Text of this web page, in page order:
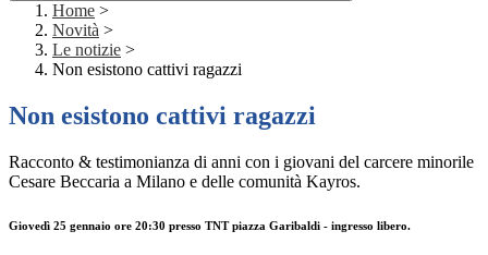
Home >
Novità >
Le notizie >
Non esistono cattivi ragazzi
Non esistono cattivi ragazzi
Racconto & testimonianza di anni con i giovani del carcere minorile
Cesare Beccaria a Milano e delle comunità Kayros.
Giovedì 25 gennaio ore 20:30 presso TNT piazza Garibaldi - ingresso libero.